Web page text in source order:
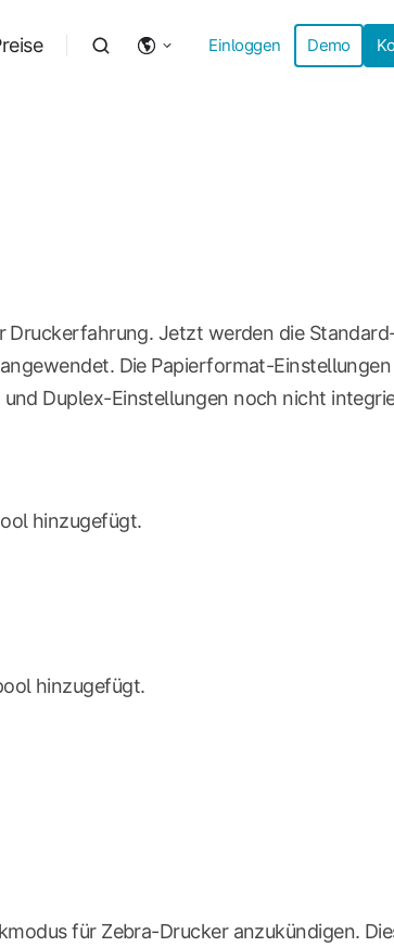
Einloggen Demo
Druckerfahrung. Jetzt werden die
Die Papierformat-
Duplex-Einstellungen noch nicht
hinzugefügt.
hinzugefügt.
für Zebra-Drucker anzukündigen.